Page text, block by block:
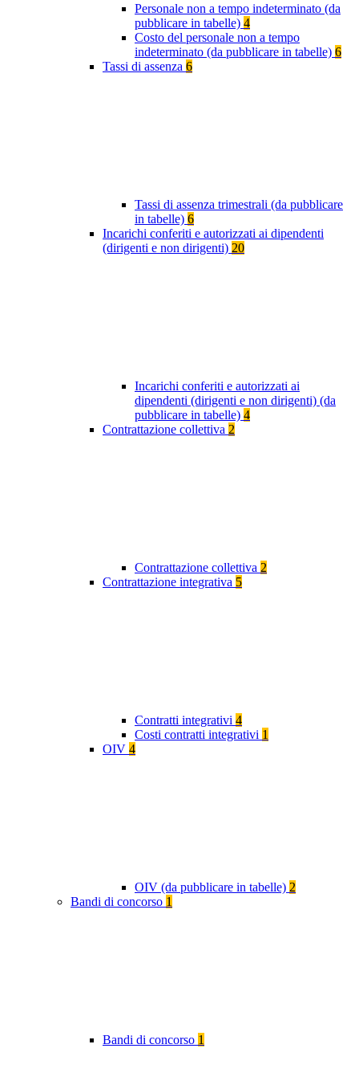
Personale non a tempo indeterminato (da
pubblicare in tabelle) 4
Costo del personale non a tempo
indeterminato (da pubblicare in tabelle) 6
Tassi di assenza 6
Tassi di assenza trimestrali (da pubblicare
in tabelle) 6
Incarichi conferiti e autorizzati ai dipendenti
(dirigenti e non dirigenti) 20
Incarichi conferiti e autorizzati ai
dipendenti (dirigenti e non dirigenti) (da
pubblicare in tabelle) 4
Contrattazione collettiva 2
Contrattazione collettiva 2
Contrattazione integrativa 5
Contratti integrativi 4
Costi contratti integrativi 1
OIV 4
OIV (da pubblicare in tabelle) 2
Bandi di concorso 1
Bandi di concorso 1